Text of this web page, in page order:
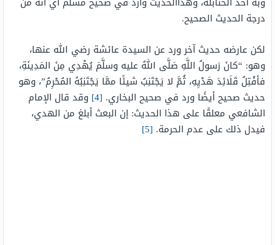
درجة الحديث الصحيح.
لكن عارضه حديث آخر ورد عن السيدة عائشة رضي الله عنها،
وهو: “كانَ رَسولُ اللَّهِ صَلَّى اللهُ عليه وسلَّمَ يُهْدِي مِنَ المَدِينَةِ،
فأفْتِلُ قَلَائِدَ هَدْيِهِ، ثُمَّ لا يَجْتَنِبُ شيئًا ممَّا يَجْتَنِبُهُ المُحْرِمُ”، وهو
حديث صحيح أيضًا ورد في صحيح البخاري. [4]
وقد قال الإمام
الشافعي معلقًا على هذا الحديث: إن البعث أبلغ من الهدي،
فيدل ذلك على عدم الحرمة. [5]